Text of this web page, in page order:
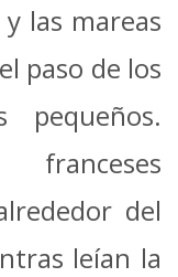
las mareas
paso de los
del
leían la